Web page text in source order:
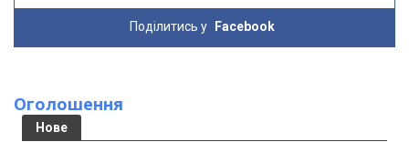
Поділитись у Facebook
Оголошення
Нове